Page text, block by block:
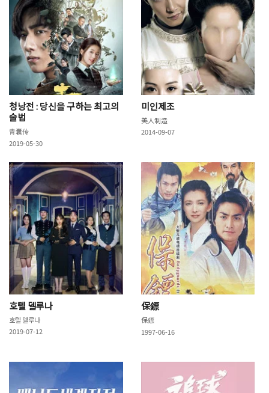
청낭전 : 당신을 구하는 최고의
술법
青囊传
2019-05-30
미인제조
美人制造
2014-09-07
호텔 델루나
호텔 델루나
2019-07-12
保鏢
保鏢
1997-06-16